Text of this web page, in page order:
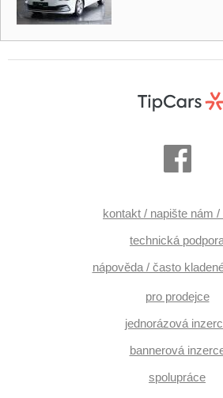
kontakt / napište nám /
technická
nápověda / často
pro prodejce
jednorázová
bannerová
spolupráce